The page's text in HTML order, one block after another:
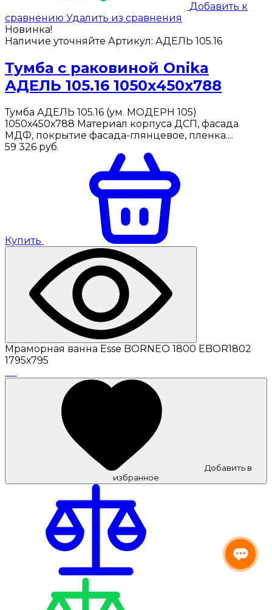
Добавить к
сравнению Удалить из сравнения
Новинка!
Наличие уточняйте Артикул: АДЕЛЬ 105.16
Тумба с раковиной Onika
АДЕЛЬ 105.16 1050х450х788
Тумба АДЕЛЬ 105.16 (ум. МОДЕРН 105)
1050х450х788 Материал корпуса ДСП, фасада
МДФ, покрытие фасада-глянцевое, пленка....
59 326 руб.
Купить
Мраморная ванна Esse BORNEO 1800 EBOR1802
1795х795
Добавить в
избранное